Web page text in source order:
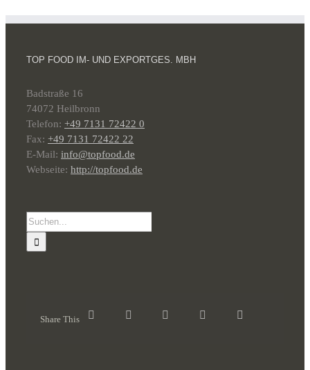
TOP FOOD IM- UND EXPORTGES. MBH
Badstraße 16
74072 Heilbronn
Telefon: +49 7131 72422 0
Fax: +49 7131 72422 22
E-Mail: info@topfood.de
Webseite: http://topfood.de
Suche
nach:
Share This